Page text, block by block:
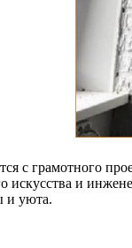
с грамотного
искусства и
и уюта.